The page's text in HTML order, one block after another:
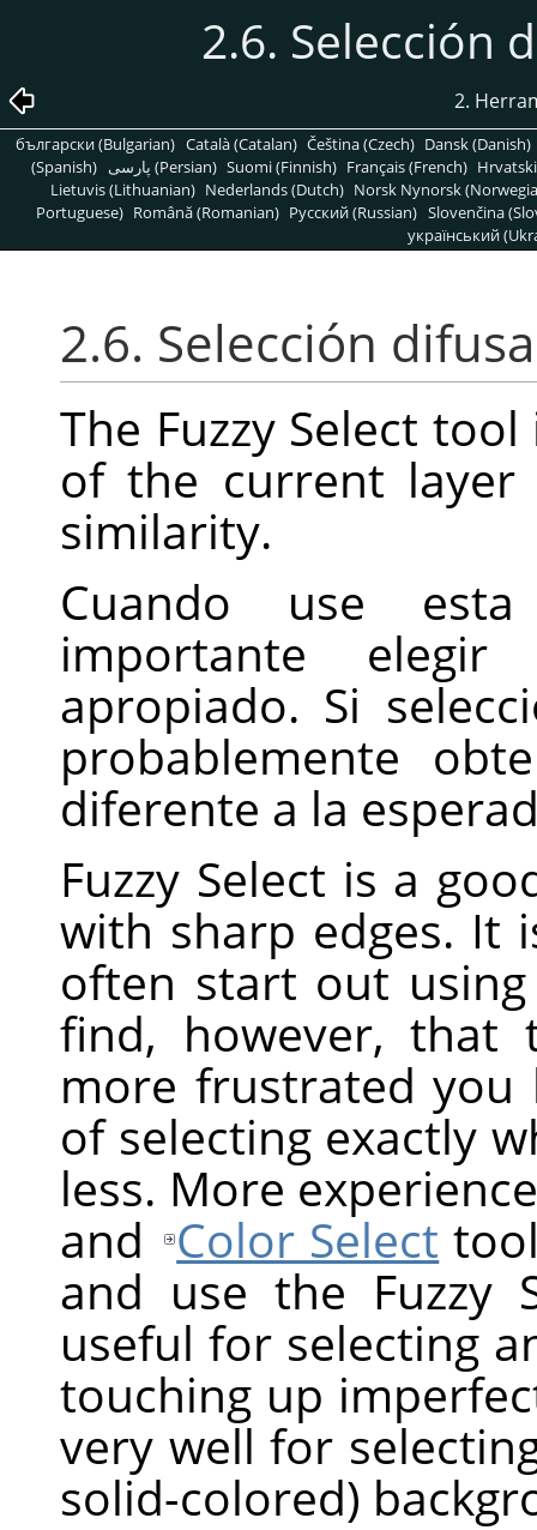
2.6. Selección
2.
български (Bulgarian) Català (Catalan) Čeština (Czech) Dansk (Danish)
(Spanish)
پارسی (Persian) Suomi (Finnish) Français (French)
Lietuvis (Lithuanian) Nederlands (Dutch) Norsk Nynorsk
Portuguese) Română (Romanian) Pусский (Russian) Slovenčina
український
2.6. Selección
The Fuzzy Select
of the current
similarity.
Cuando use
importante
apropiado. Si
probablemente
diferente a la
Fuzzy Select is a
with sharp edges. It
often start out
find, however,
more frustrated
of selecting exactly
less. More
and
Color Select
and use the Fuzzy
useful for selecting
touching up
very well for
solid-colored)